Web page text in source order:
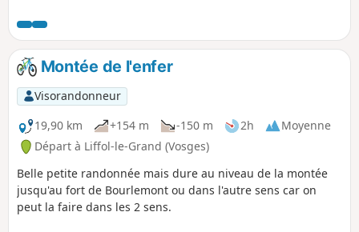
qui y est installée. Vous pouvez faire un étape appréciée
dans ce restaurant en ayant réserver à l'avance. Cuisine
simple mais bien préparée. Trace gpx nécessaire
Montée de l'enfer
Visorandonneur
19,90 km
+154 m -150 m 2h
Moyenne
Départ à Liffol-le-Grand (Vosges)
Belle petite randonnée mais dure au niveau de la montée
jusqu'au fort de Bourlemont ou dans l'autre sens car on
peut la faire dans les 2 sens.